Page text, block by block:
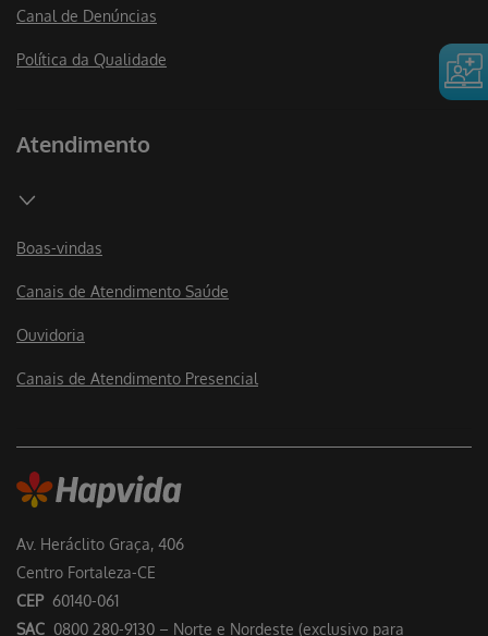
Av. Heráclito Graça, 406
Centro Fortaleza-CE
CEP 60140-061
SAC 0800 280-9130 – Norte e Nordeste (exclusivo para
Canal de Denúncias
Política da Qualidade
Atendimento
Boas-vindas
Canais de Atendimento Saúde
Ouvidoria
Canais de Atendimento Presencial